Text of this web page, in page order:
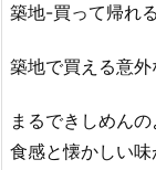
築地-買って帰れ
築地で買える意
まるできしめん
食感と懐かしい